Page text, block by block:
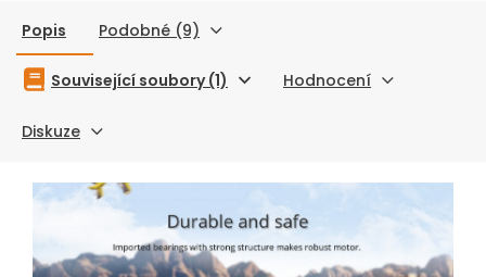
Popis Podobné (9)
Související soubory (1) Hodnocení
Diskuze